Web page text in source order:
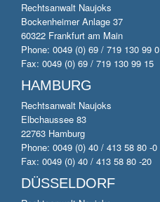
Rechtsanwalt Naujoks
Bockenheimer Anlage 37
60322 Frankfurt am Main
Phone: 0049 (0) 69 / 719 130 99 0
Fax: 0049 (0) 69 / 719 130 99 15
HAMBURG
Rechtsanwalt Naujoks
Elbchaussee 83
22763 Hamburg
Phone: 0049 (0) 40 / 413 58 80 -0
Fax: 0049 (0) 40 / 413 58 80 -20
DÜSSELDORF